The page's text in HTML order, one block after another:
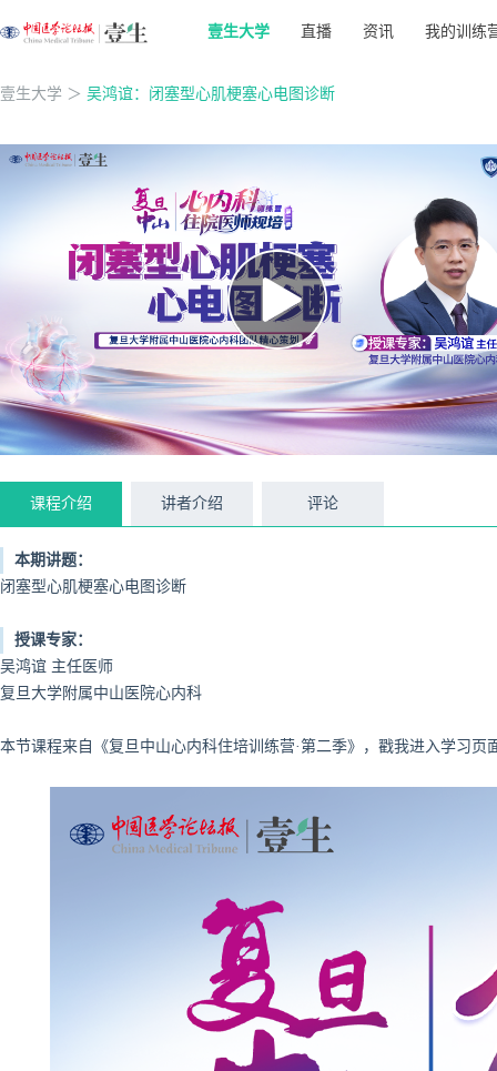
壹生大学 直播 资讯 我的训练
壹生大学 ＞ 吴鸿谊：闭塞型心肌梗塞心电图诊断
课程介绍 讲者介绍 评论
本期讲题：
闭塞型心肌梗塞心电图诊断
授课专家：
吴鸿谊 主任医师
复旦大学附属中山医院心内科
本节课程来自《复旦中山心内科住培训练营·第二季》，戳我进入学习页